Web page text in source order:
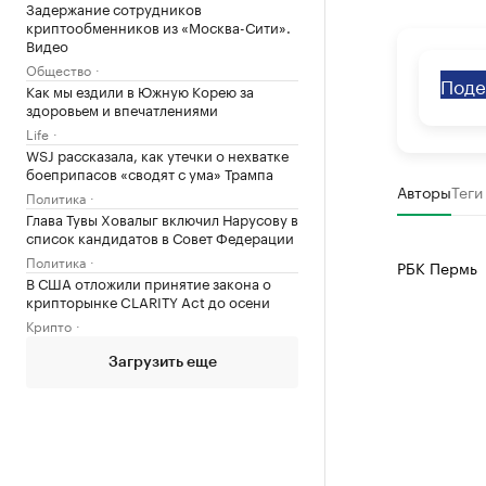
Задержание сотрудников
криптообменников из «Москва-Сити».
Видео
Общество
Как мы ездили в Южную Корею за
здоровьем и впечатлениями
Life
WSJ рассказала, как утечки о нехватке
боеприпасов «сводят с ума» Трампа
Политика
Глава Тувы Ховалыг включил Нарусову в
список кандидатов в Совет Федерации
Политика
В США отложили принятие закона о
крипторынке CLARITY Act до осени
Крипто
Загрузить еще
АвторыТеги
РБК Пермь